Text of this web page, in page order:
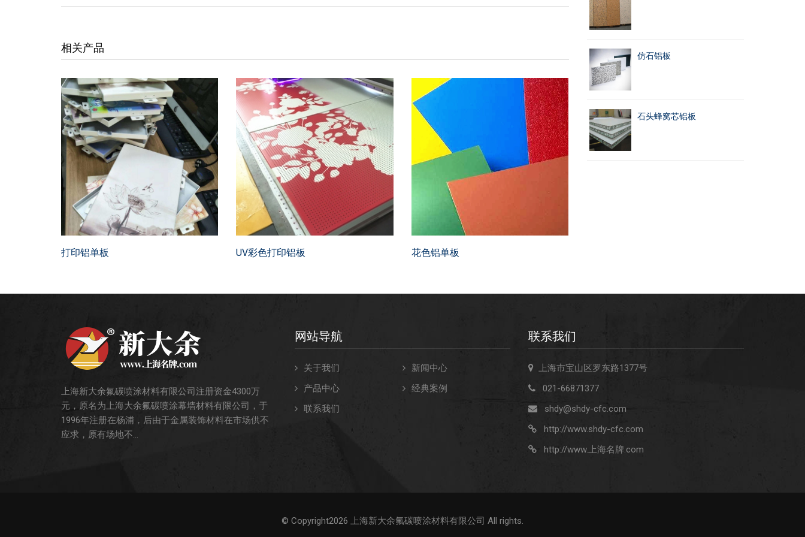
相关产品
打印铝单板 UV彩色打印铝板 花色铝单板
仿石铝板
石头蜂窝芯铝板
上海新大余氟碳喷涂材料有限公司注册资金4300万
元，原名为上海大余氟碳喷涂幕墙材料有限公司，于
1996年注册在杨浦，后由于金属装饰材料在市场供不
应求，原有场地不...
网站导航
关于我们
新闻中心
产品中心
经典案例
联系我们
联系我们
上海市宝山区罗东路1377号
021-66871377
shdy@shdy-cfc.com
http://www.shdy-cfc.com
http://www.上海名牌.com
© Copyright2026 上海新大余氟碳喷涂材料有限公司 All rights.